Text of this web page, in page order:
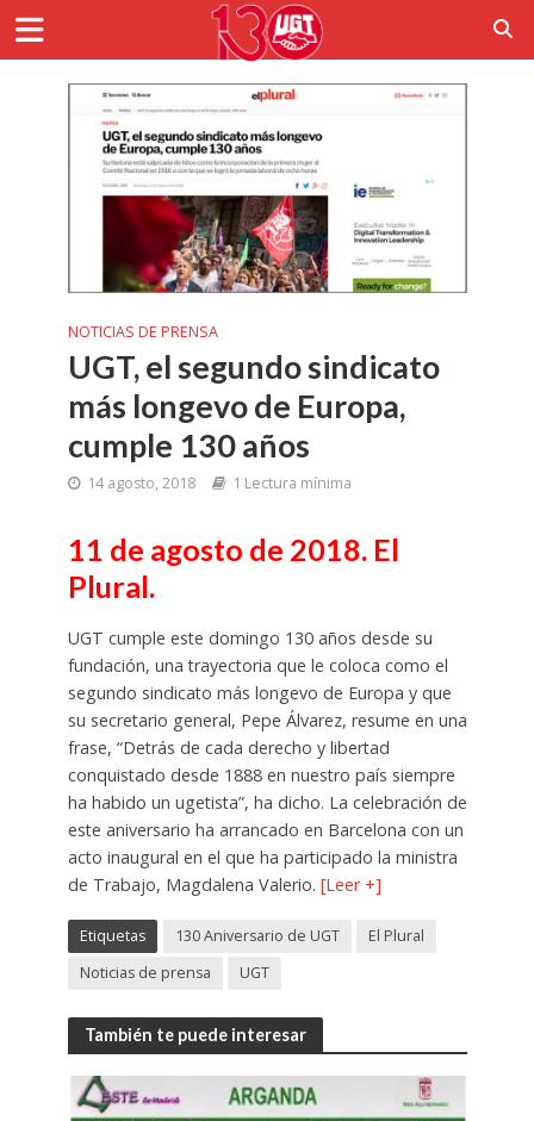
NOTICIAS DE PRENSA
UGT, el segundo sindicato
más longevo de Europa,
cumple 130 años
14 agosto, 2018 1 Lectura mínima
11 de agosto de 2018. El
Plural.
UGT cumple este domingo 130 años desde su
fundación, una trayectoria que le coloca como el
segundo sindicato más longevo de Europa y que
su secretario general, Pepe Álvarez, resume en una
frase, “Detrás de cada derecho y libertad
conquistado desde 1888 en nuestro país siempre
ha habido un ugetista”, ha dicho. La celebración de
este aniversario ha arrancado en Barcelona con un
acto inaugural en el que ha participado la ministra
de Trabajo, Magdalena Valerio. [Leer +]
Etiquetas 130 Aniversario de UGT
El Plural
Noticias de prensa
UGT
También te puede interesar